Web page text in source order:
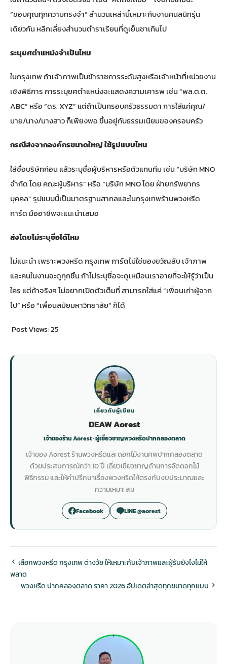
“ขอบคุณทุกความทรงจำ” สำนวนเหล่านี้เหมาะกับงานคนสนิทรุ่น
เดียวกัน หลีกเลี่ยงสำนวนตำราเรียนที่ดูเย็นชาเกินไป
ระบุยศตำแหน่งจำเป็นไหม
ในกรุงเทพ ถ้าเจ้าภาพเป็นข้าราชการระดับสูงหรือเจ้าหน้าที่หน่วยงาน
เชิงพิธีการ การระบุยศตำแหน่งจะแสดงความเคารพ เช่น “พล.ต.ต.
ABC” หรือ “ดร. XYZ” แต่ถ้าเป็นครอบครัวธรรมดา การใส่แค่คุณ/
นาย/นาง/นางสาว ก็เพียงพอ ขึ้นอยู่กับธรรมเนียมของครอบครัว
กรณีส่งจากองค์กรขนาดใหญ่ ใช้รูปแบบไหน
ใส่ชื่อบริษัทก่อน แล้วระบุชื่อผู้บริหารหรือตัวแทนทีม เช่น “บริษัท MNO
จำกัด โดย คณะผู้บริหาร” หรือ “บริษัท MNO โดย ฝ่ายทรัพยากร
บุคคล” รูปแบบนี้เป็นมาตรฐานสากลและในกรุงเทพร้านพวงหรีด
การ์ด มืออาชีพจะแนะนำเสมอ
ส่งโดยไม่ระบุชื่อได้ไหม
ไม่แนะนำ เพราะพวงหรีด กรุงเทพ การ์ดไม่ใช่ของขวัญลับ เจ้าภาพ
และคนในงานจะดูทุกชิ้น ถ้าไม่ระบุชื่อจะดูเหมือนเราอายที่จะให้รู้ว่าเป็น
ใคร แต่ถ้าจริงๆ ไม่อยากเปิดตัวเต็มที่ สามารถใส่แค่ “เพื่อนเก่าผู้จาก
ไป” หรือ “เพื่อนสมัยมหาวิทยาลัย” ก็ได้
Post Views:25
เกี่ยวกับผู้เขียน
DEAW Aorest
เจ้าของร้าน Aorest · ผู้เชี่ยวชาญพวงหรีดปากคลองตลาด
เจ้าของ Aorest ร้านพวงหรีดและดอกไม้งานศพปากคลองตลาด
ด้วยประสบการณ์กว่า 10 ปี เดี่ยวเชี่ยวชาญด้านการจัดดอกไม้
พิธีกรรม และให้คำปรึกษาเรื่องพวงหรีดให้ตรงกับงบประมาณและ
ความเหมาะสม
Facebook LINE @aorest
เลือกพวงหรีด กรุงเทพ ต่างวัย ให้เหมาะกับเจ้าภาพและผู้รับยังไงไม่ให้
พลาด
พวงหรีด ปากคลองตลาด ราคา 2026 อัปเดตล่าสุดทุกขนาดทุกแบบ